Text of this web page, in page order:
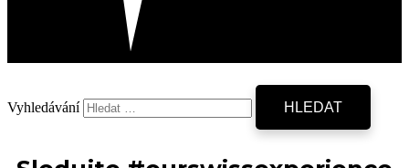
Vyhledávání